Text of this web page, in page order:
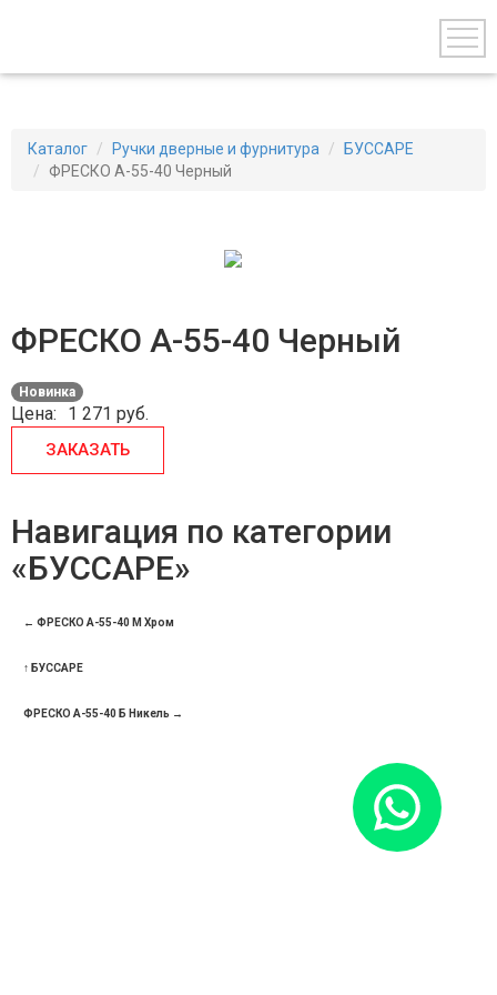
Каталог Ручки дверные и фурнитура
БУССАРЕ
ФРЕСКО А-55-40 Черный
ФРЕСКО А-55-40 Черный
Новинка
Цена: 1 271 руб.
ЗАКАЗАТЬ
Навигация по категории
«БУССАРЕ»
← ФРЕСКО А-55-40 М Хром
↑ БУССАРЕ
ФРЕСКО А-55-40 Б Никель →